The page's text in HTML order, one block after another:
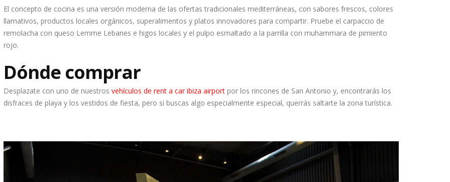
El concepto de cocina es una versión moderna de las ofertas tradicionales mediterráneas, con sabores frescos, colores
llamativos, productos locales orgánicos, superalimentos y platos innovadores para compartir. Pruebe el carpaccio de
remolacha con queso Lemme Lebanes e higos locales y el pulpo esmaltado a la parrilla con muhammara de pimiento
rojo.
Dónde comprar
Desplazate con uno de nuestros vehículos de rent a car ibiza airportpor los rincones de San Antonio y, encontrarás los
disfraces de playa y los vestidos de fiesta, pero si buscas algo especialmente especial, querrás saltarte la zona turística.